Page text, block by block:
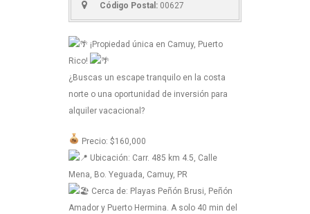
Código Postal: 00627
¡Propiedad única en Camuy, Puerto
Rico!
¿Buscas un escape tranquilo en la costa
norte o una oportunidad de inversión para
alquiler vacacional?
Precio: $160,000
Ubicación: Carr. 485 km 4.5, Calle
Mena, Bo. Yeguada, Camuy, PR
Cerca de: Playas Peñón Brusi, Peñón
Amador y Puerto Hermina. A solo 40 min del